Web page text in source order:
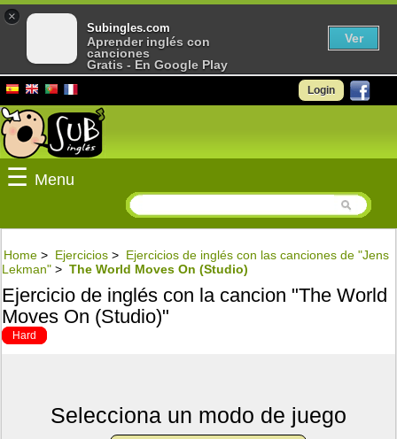
Login
☰ Menu
Home > Ejercicios > Ejercicios de inglés con las canciones de "Jens
Lekman" > The World Moves On (Studio)
Ejercicio de inglés con la cancion "The World
Moves On (Studio)"
Hard
Selecciona un modo de juego
×
Subingles.com
Aprender inglés con
canciones
Gratis - En Google Play
Ver